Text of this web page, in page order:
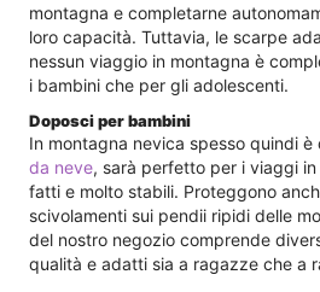
montagna e completarne
loro capacità. Tuttavia, le scarpe
nessun viaggio in montagna è
i bambini che per gli adolescenti.
Doposci per bambini
In montagna nevica spesso quindi è
da neve, sarà perfetto per i viaggi
fatti e molto stabili. Proteggono
scivolamenti sui pendii ripidi delle
del nostro negozio comprende
qualità e adatti sia a ragazze che a